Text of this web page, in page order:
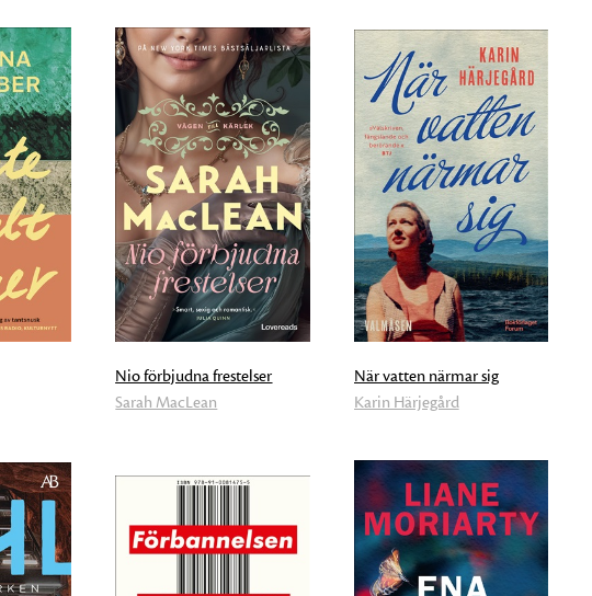
Nio förbjudna frestelser
Sarah MacLean
När vatten närmar sig
Karin Härjegård